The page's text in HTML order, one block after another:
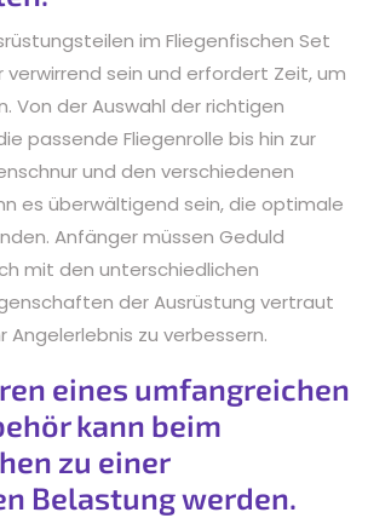
im Fliegenfischen Set
verwirrend sein und erfordert Zeit, um
Von der Auswahl der richtigen
passende Fliegenrolle bis hin zur
und den verschiedenen
es überwältigend sein, die optimale
Anfänger müssen Geduld
mit den unterschiedlichen
der Ausrüstung vertraut
Angelerlebnis zu verbessern.
eines umfangreichen
kann beim
zu einer
Belastung werden.